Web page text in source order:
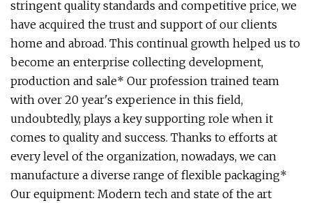
stringent quality standards and competitive price, we
have acquired the trust and support of our clients
home and abroad. This continual growth helped us to
become an enterprise collecting development,
production and sale* Our profession trained team
with over 20 year's experience in this field,
undoubtedly, plays a key supporting role when it
comes to quality and success. Thanks to efforts at
every level of the organization, nowadays, we can
manufacture a diverse range of flexible packaging*
Our equipment: Modern tech and state of the art